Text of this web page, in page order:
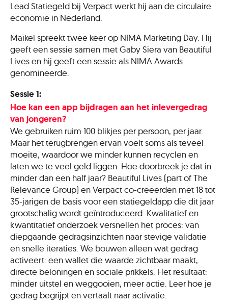
Lead Statiegeld bij Verpact werkt hij aan de circulaire
economie in Nederland.
Maikel spreekt twee keer op NIMA Marketing Day. Hij
geeft een sessie samen met Gaby Siera van Beautiful
Lives en hij geeft een sessie als NIMA Awards
genomineerde.
Sessie 1:
Hoe kan een app bijdragen aan het inlevergedrag
van jongeren?
We gebruiken ruim 100 blikjes per persoon, per jaar.
Maar het terugbrengen ervan voelt soms als teveel
moeite, waardoor we minder kunnen recyclen en
laten we te veel geld liggen. Hoe doorbreek je dat in
minder dan een half jaar? Beautiful Lives (part of The
Relevance Group) en Verpact co-creëerden met 18 tot
35-jarigen de basis voor een statiegeldapp die dit jaar
grootschalig wordt geïntroduceerd. Kwalitatief en
kwantitatief onderzoek versnellen het proces: van
diepgaande gedragsinzichten naar stevige validatie
en snelle iteraties. We bouwen alleen wat gedrag
activeert: een wallet die waarde zichtbaar maakt,
directe beloningen en sociale prikkels. Het resultaat:
minder uitstel en weggooien, meer actie. Leer hoe je
gedrag begrijpt en vertaalt naar activatie.